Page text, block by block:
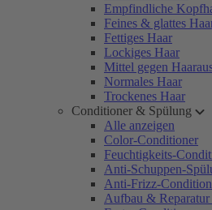
Empfindliche
Feines & glattes
Fettiges Haar
Lockiges Haar
Mittel gegen
Normales Haar
Trockenes Haar
Conditioner & Spülung
Alle anzeigen
Color-Conditioner
Feuchtigkeits-
Anti-Schuppen-
Anti-Frizz-
Aufbau & Reparatur